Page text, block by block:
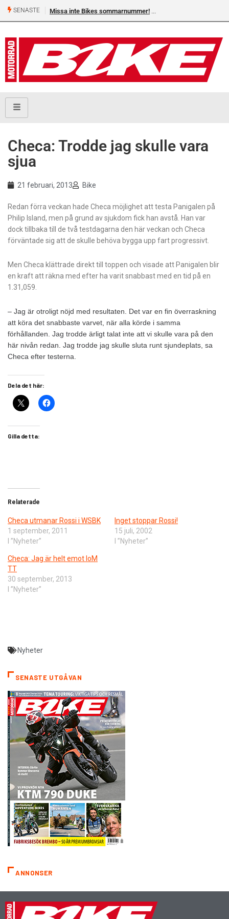
SENASTE Missa inte Bikes sommarnummer!
Checa: Trodde jag skulle vara
sjua
21 februari, 2013 Bike
Redan förra veckan hade Checa möjlighet att testa Panigalen på
Philip Island, men på grund av sjukdom fick han avstå. Han var
dock tillbaka till de två testdagarna den här veckan och Checa
förväntade sig att de skulle behöva bygga upp fart progressivt.
Men Checa klättrade direkt till toppen och visade att Panigalen blir
en kraft att räkna med efter ha varit snabbast med en tid på en
1.31,059.
– Jag är otroligt nöjd med resultaten. Det var en fin överraskning
att köra det snabbaste varvet, när alla körde i samma
förhållanden. Jag trodde ärligt talat inte att vi skulle vara på den
här nivån redan. Jag trodde jag skulle sluta runt sjundeplats, sa
Checa efter testerna.
Dela det här:
Gilla detta:
Relaterade
Checa utmanar Rossi i WSBK
1 september, 2011
I ”Nyheter”
Inget stoppar Rossi!
15 juli, 2002
I ”Nyheter”
Checa: Jag är helt emot IoM
TT
30 september, 2013
I ”Nyheter”
Nyheter
SENASTE UTGÅVAN
ANNONSER